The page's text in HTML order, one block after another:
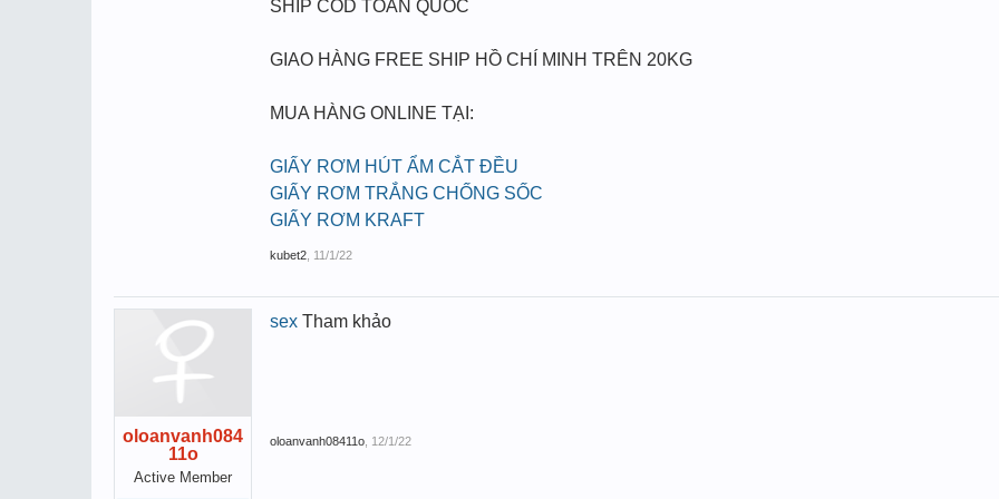
SHIP COD TOÀN QUỐC
GIAO HÀNG FREE SHIP HỒ CHÍ MINH TRÊN 20KG
MUA HÀNG ONLINE TẠI:
GIẤY RƠM HÚT ẨM CẮT ĐỀU
GIẤY RƠM TRẮNG CHỐNG SỐC
GIẤY RƠM KRAFT
kubet2 11/1/22
oloanvanh084
11o
Active Member
sex Tham khảo
oloanvanh08411o 12/1/22